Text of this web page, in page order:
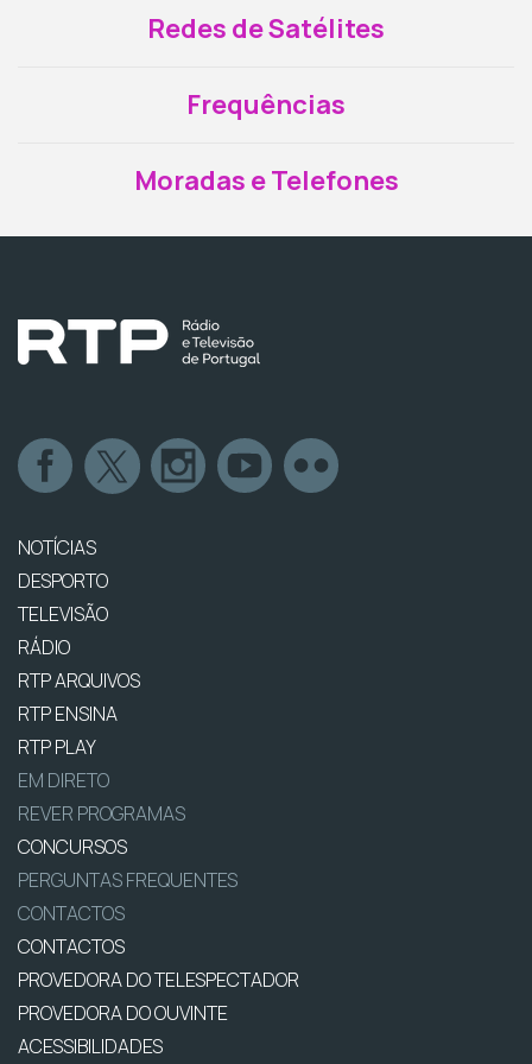
Redes de Satélites
Frequências
Moradas e Telefones
NOTÍCIAS
DESPORTO
TELEVISÃO
RÁDIO
RTP ARQUIVOS
RTP ENSINA
RTP PLAY
EM DIRETO
REVER PROGRAMAS
CONCURSOS
PERGUNTAS FREQUENTES
CONTACTOS
CONTACTOS
PROVEDORA DO TELESPECTADOR
PROVEDORA DO OUVINTE
ACESSIBILIDADES